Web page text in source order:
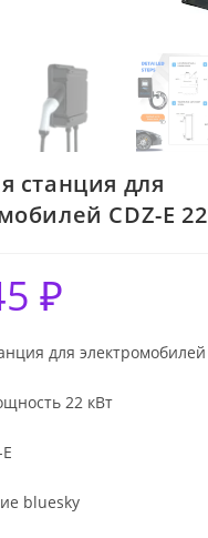
станция для
CDZ-E 22
₽
для электромобилей
22 кВт
bluesky